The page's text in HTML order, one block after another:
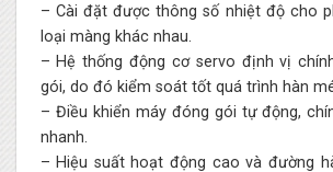
– Cài đặt được thông số nhiệt độ cho
loại màng khác nhau.
– Hệ thống động cơ servo định vị
gói, do đó kiểm soát tốt quá trình hàn
– Điều khiển máy đóng gói tự động,
nhanh.
– Hiệu suất hoạt động cao và đường